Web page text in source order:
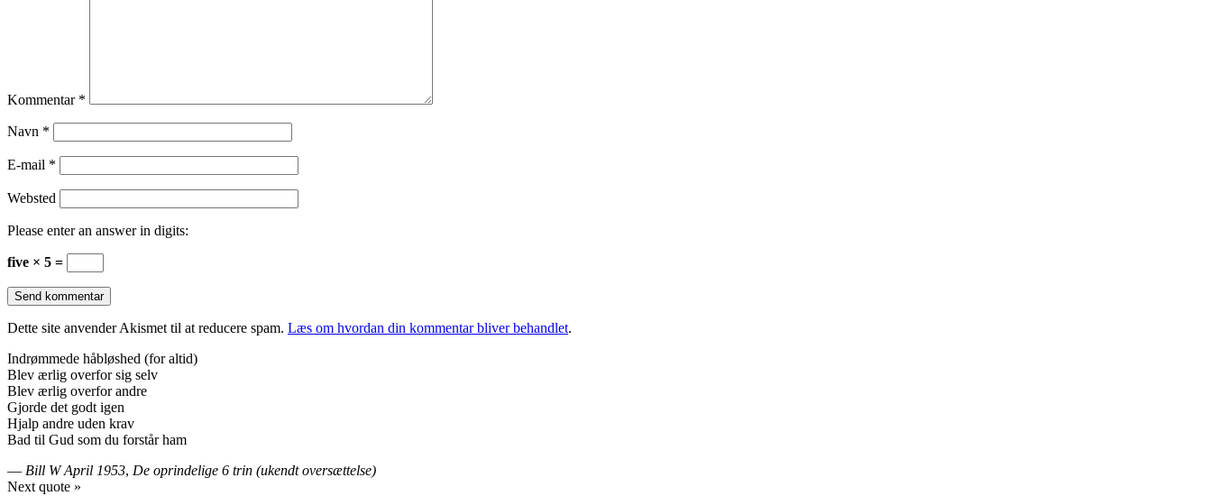
Kommentar *
Navn *
E-mail *
Websted
Please enter an answer in digits:
five × 5 =
Dette site anvender Akismet til at reducere spam. Læs om hvordan din kommentar bliver behandlet.
Indrømmede håbløshed (for altid)
Blev ærlig overfor sig selv
Blev ærlig overfor andre
Gjorde det godt igen
Hjalp andre uden krav
Bad til Gud som du forstår ham
— Bill W April 1953, De oprindelige 6 trin (ukendt oversættelse)
Next quote »